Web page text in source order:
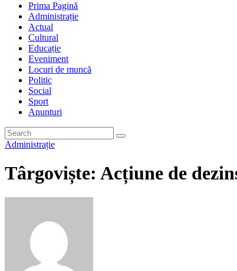
Prima Pagină
Administrație
Actual
Cultural
Educație
Eveniment
Locuri de muncă
Politic
Social
Sport
Anunturi
Administrație
Târgoviște: Acțiune de